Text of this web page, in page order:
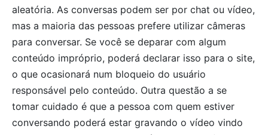
aleatória. As conversas podem ser por chat ou vídeo,
mas a maioria das pessoas prefere utilizar câmeras
para conversar. Se você se deparar com algum
conteúdo impróprio, poderá declarar isso para o site,
o que ocasionará num bloqueio do usuário
responsável pelo conteúdo. Outra questão a se
tomar cuidado é que a pessoa com quem estiver
conversando poderá estar gravando o vídeo vindo